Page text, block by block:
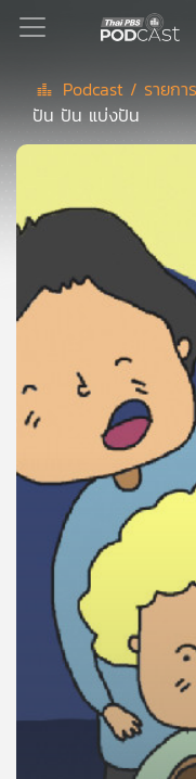
Podcast
ย์
แนะนำ
ย์
ลิ
ของ
คุณ
บทความ
Podcast / รายก
ปัน ปัน แบ่งปัน